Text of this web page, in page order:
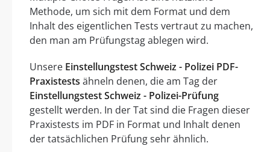
Methode, um sich mit dem Format und dem
Inhalt des eigentlichen Tests vertraut zu machen,
den man am Prüfungstag ablegen wird.
Unsere Einstellungstest Schweiz - Polizei PDF-
Praxistests ähneln denen, die am Tag der
Einstellungstest Schweiz - Polizei-Prüfung
gestellt werden. In der Tat sind die Fragen dieser
Praxistests im PDF in Format und Inhalt denen
der tatsächlichen Prüfung sehr ähnlich.